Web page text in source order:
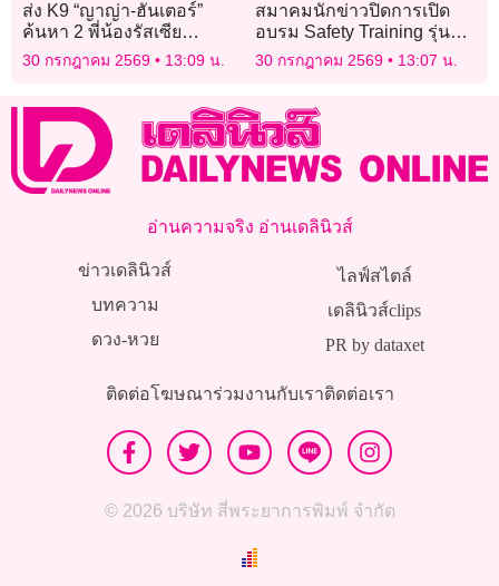
ส่ง K9 “ญาญ่า-ฮันเตอร์”
ค้นหา 2 พี่น้องรัสเซีย
สูญหาย! หลังพบรถ จยย. ถูก
ชำแหละชิ้นส่วน
30 กรกฎาคม 2569 13:09 น.
สมาคมนักข่าวปิดการเปิด
อบรม Safety Training รุ่นที่
15 เน้นสถานการณ์ภัยพิบัติ
ทางน้ำ ย้ำ “ความปลอดภัย”
30 กรกฎาคม 2569 13:07 น.
อ่านความจริง อ่านเดลินิวส์
ข่าวเดลินิวส์
บทความ
ดวง-หวย
ไลฟ์สไตล์
เดลินิวส์clips
PR by dataxet
ติดต่อโฆษณาร่วมงานกับเราติดต่อเรา
© 2026 บริษัท สี่พระยาการพิมพ์ จำกัด